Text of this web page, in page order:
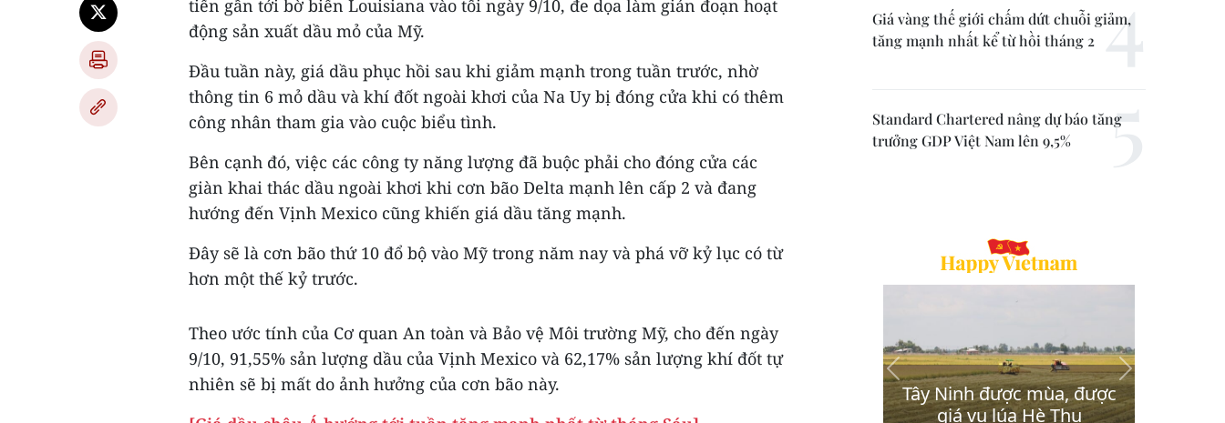
tiến gần tới bờ biển Louisiana vào tối ngày 9/10, đe dọa làm gián đoạn hoạt
động sản xuất dầu mỏ của Mỹ.
Đầu tuần này, giá dầu phục hồi sau khi giảm mạnh trong tuần trước, nhờ
thông tin 6 mỏ dầu và khí đốt ngoài khơi của Na Uy bị đóng cửa khi có thêm
công nhân tham gia vào cuộc biểu tình.
Bên cạnh đó, việc các công ty năng lượng đã buộc phải cho đóng cửa các
giàn khai thác dầu ngoài khơi khi cơn bão Delta mạnh lên cấp 2 và đang
hướng đến Vịnh Mexico cũng khiến giá dầu tăng mạnh.
Đây sẽ là cơn bão thứ 10 đổ bộ vào Mỹ trong năm nay và phá vỡ kỷ lục có từ
hơn một thế kỷ trước.
Theo ước tính của Cơ quan An toàn và Bảo vệ Môi trường Mỹ, cho đến ngày
9/10, 91,55% sản lượng dầu của Vịnh Mexico và 62,17% sản lượng khí đốt tự
nhiên sẽ bị mất do ảnh hưởng của cơn bão này.
Giá vàng thế giới chấm dứt chuỗi giảm,
tăng mạnh nhất kể từ hồi tháng 2
Standard Chartered nâng dự báo tăng
trưởng GDP Việt Nam lên 9,5%